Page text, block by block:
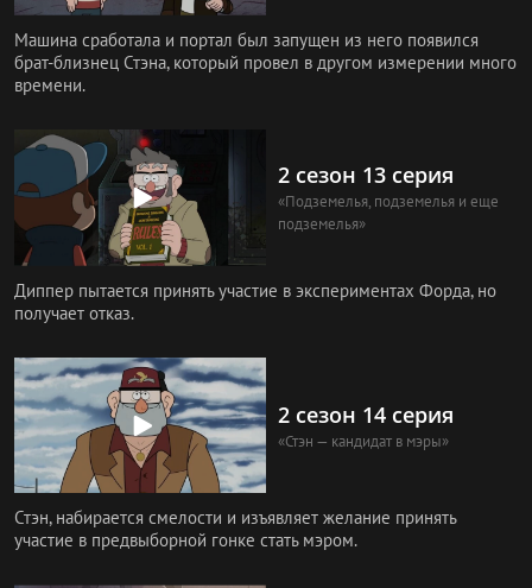
Машина сработала и портал был запущен из него появился
брат-близнец Стэна, который провел в другом измерении много
времени.
2 сезон 13 серия
«Подземелья, подземелья и еще
подземелья»
Диппер пытается принять участие в экспериментах Форда, но
получает отказ.
2 сезон 14 серия
«Стэн — кандидат в мэры»
Стэн, набирается смелости и изъявляет желание принять
участие в предвыборной гонке стать мэром.